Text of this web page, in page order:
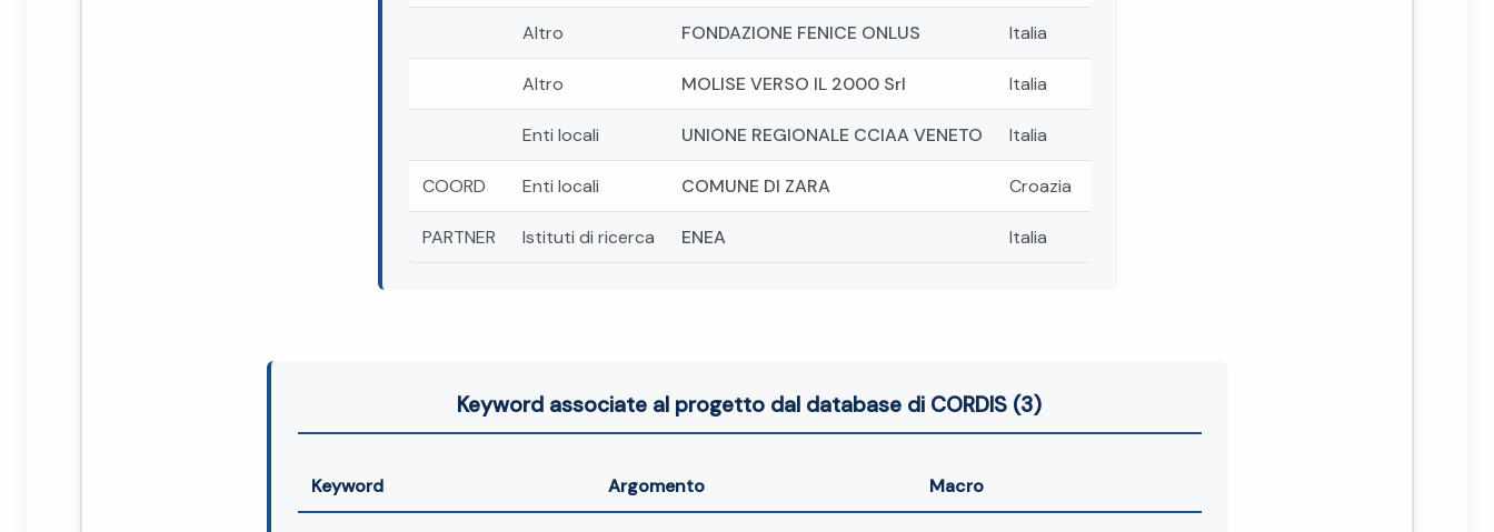
Altro FONDAZIONE FENICE ONLUS Italia
Altro MOLISE VERSO IL 2000 Srl Italia
Enti locali UNIONE REGIONALE CCIAA VENETO Italia
COORD Enti locali COMUNE DI ZARA Croazia
PARTNER Istituti di ricerca ENEA Italia
Keyword associate al progetto dal database di CORDIS (3)
Keyword Argomento Macro